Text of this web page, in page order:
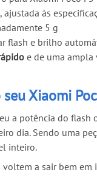
ajustada às
5 g
flash e brilho
e de uma ampla
Xiaomi
a potência do
dia. Sendo uma
inteiro.
voltem a sair bem